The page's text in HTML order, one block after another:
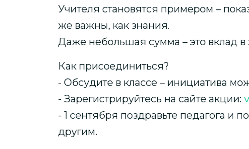
Учителя становятся примером –
же важны, как знания.
Даже небольшая сумма – это вклад
Как присоединиться?
- Обсудите в классе – инициатива
- Зарегистрируйтесь на сайте акции:
- 1 сентября поздравьте педагога и
другим.